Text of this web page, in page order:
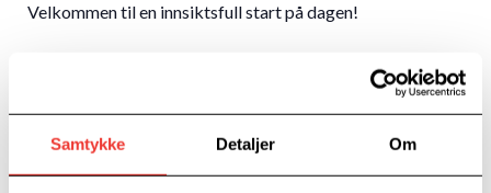
Samtykke Detaljer Om
Velkommen til en innsiktsfull start på dagen!
Omvisning Drammen Helsepark
02. juni – 12:00 – 13:30 Drammen Helsepark